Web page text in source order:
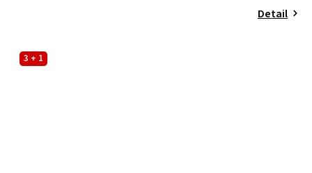
Detail
3 + 1